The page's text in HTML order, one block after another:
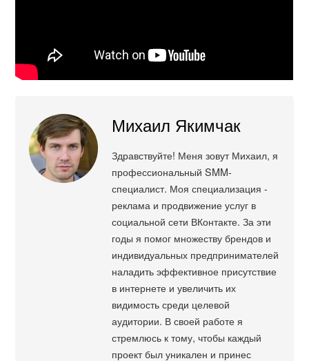
Михаил Якимчак
Здравствуйте! Меня зовут Михаил, я
профессиональный SMM-
специалист. Моя специализация -
реклама и продвижение услуг в
социальной сети ВКонтакте. За эти
годы я помог множеству брендов и
индивидуальных предпринимателей
наладить эффективное присутствие
в интернете и увеличить их
видимость среди целевой
аудитории. В своей работе я
стремлюсь к тому, чтобы каждый
проект был уникален и принес